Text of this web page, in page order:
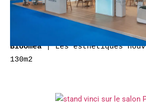
Bloomea| Les esthétiques
130m2